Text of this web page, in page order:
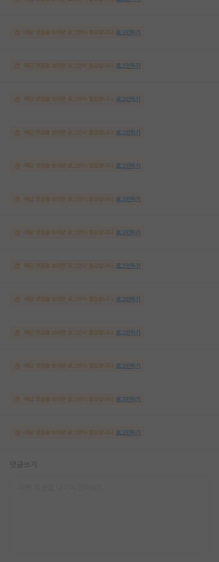
해당 댓글을 보려면 로그인이 필요합니다. 로그인하기
해당 댓글을 보려면 로그인이 필요합니다. 로그인하기
해당 댓글을 보려면 로그인이 필요합니다. 로그인하기
해당 댓글을 보려면 로그인이 필요합니다. 로그인하기
해당 댓글을 보려면 로그인이 필요합니다. 로그인하기
해당 댓글을 보려면 로그인이 필요합니다. 로그인하기
해당 댓글을 보려면 로그인이 필요합니다. 로그인하기
해당 댓글을 보려면 로그인이 필요합니다. 로그인하기
해당 댓글을 보려면 로그인이 필요합니다. 로그인하기
해당 댓글을 보려면 로그인이 필요합니다. 로그인하기
해당 댓글을 보려면 로그인이 필요합니다. 로그인하기
해당 댓글을 보려면 로그인이 필요합니다. 로그인하기
해당 댓글을 보려면 로그인이 필요합니다. 로그인하기
댓글쓰기